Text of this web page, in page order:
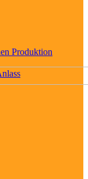
Produktion